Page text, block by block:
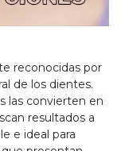
reconocidas por
de los dientes.
las convierten en
resultados a
e ideal para